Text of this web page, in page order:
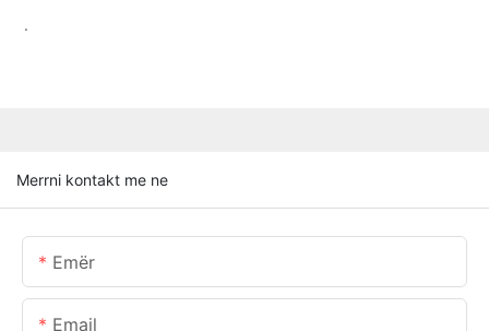
.
Merrni kontakt me ne
Emër
Email